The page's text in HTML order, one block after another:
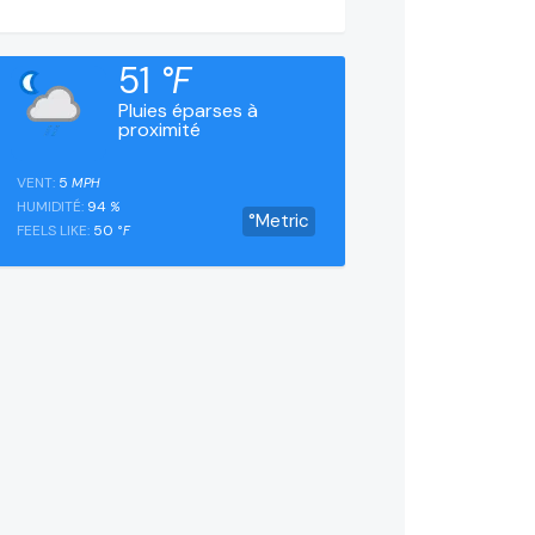
Pluies éparses à
proximité
51 °F
°Metric
VENT: 5 MPH
HUMIDITÉ: 94 %
FEELS LIKE: 50 °F